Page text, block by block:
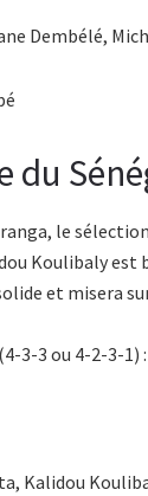
Dembélé,
du
le
Koulibaly est
et misera
3-3 ou 4-2-3-1) :
Kalidou